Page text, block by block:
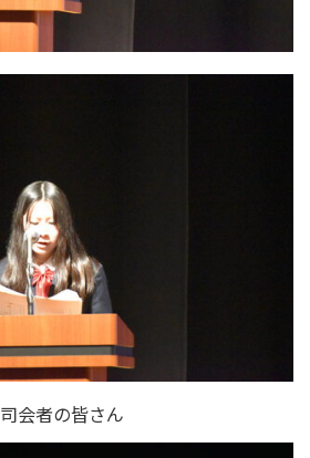
司会者の皆さん